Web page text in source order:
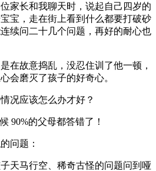
家长和我聊天时，说起自己四岁的
宝，走在街上看到什么都要打破砂
续问二十几个问题，再好的耐心也
在故意捣乱，没忍住训了他一顿，
会磨灭了孩子的好奇心。
况应该怎么办才好？
问题：
天马行空、稀奇古怪的问题问到哑